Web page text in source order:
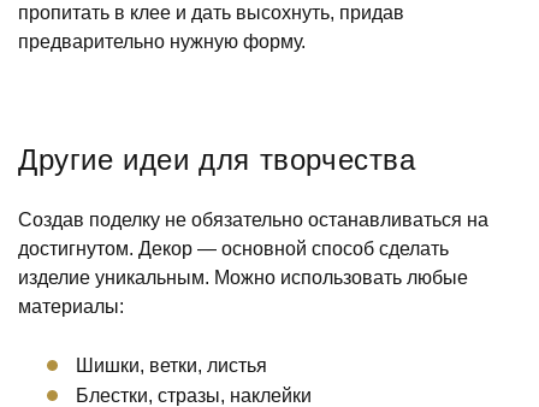
пропитать в клее и дать высохнуть, придав
предварительно нужную форму.
Другие идеи для творчества
Создав поделку не обязательно останавливаться на
достигнутом. Декор — основной способ сделать
изделие уникальным. Можно использовать любые
материалы:
Шишки, ветки, листья
Блестки, стразы, наклейки